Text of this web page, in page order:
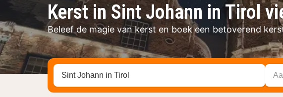
Kerst in Sint Johann in Tirol
Beleef de magie van kerst en boek een betoverend
Zoek op hotel, regio of stad